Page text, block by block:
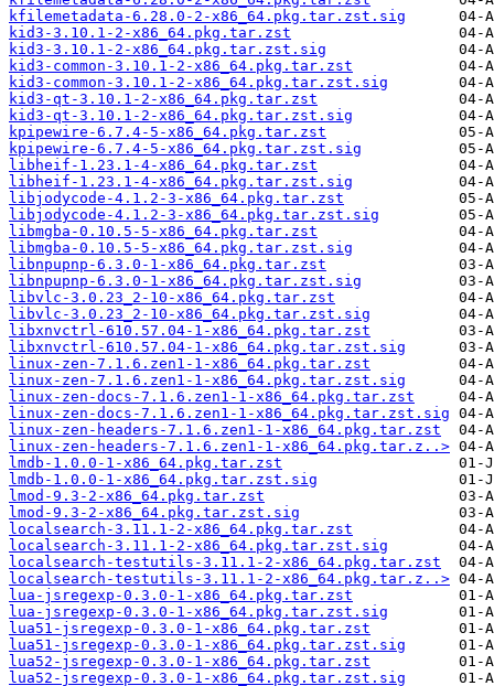
kfilemetadata-6.28.0-2-x86_64.pkg.tar.zst.sig
kid3-3.10.1-2-x86_64.pkg.tar.zst
kid3-3.10.1-2-x86_64.pkg.tar.zst.sig
kid3-common-3.10.1-2-x86_64.pkg.tar.zst
kid3-common-3.10.1-2-x86_64.pkg.tar.zst.sig
kid3-qt-3.10.1-2-x86_64.pkg.tar.zst
kid3-qt-3.10.1-2-x86_64.pkg.tar.zst.sig
kpipewire-6.7.4-5-x86_64.pkg.tar.zst
kpipewire-6.7.4-5-x86_64.pkg.tar.zst.sig
libheif-1.23.1-4-x86_64.pkg.tar.zst
libheif-1.23.1-4-x86_64.pkg.tar.zst.sig
libjodycode-4.1.2-3-x86_64.pkg.tar.zst
libjodycode-4.1.2-3-x86_64.pkg.tar.zst.sig
libmgba-0.10.5-5-x86_64.pkg.tar.zst
libmgba-0.10.5-5-x86_64.pkg.tar.zst.sig
libnpupnp-6.3.0-1-x86_64.pkg.tar.zst
libnpupnp-6.3.0-1-x86_64.pkg.tar.zst.sig
libvlc-3.0.23_2-10-x86_64.pkg.tar.zst
libvlc-3.0.23_2-10-x86_64.pkg.tar.zst.sig
libxnvctrl-610.57.04-1-x86_64.pkg.tar.zst
libxnvctrl-610.57.04-1-x86_64.pkg.tar.zst.sig
linux-zen-7.1.6.zen1-1-x86_64.pkg.tar.zst
linux-zen-7.1.6.zen1-1-x86_64.pkg.tar.zst.sig
linux-zen-docs-7.1.6.zen1-1-x86_64.pkg.tar.zst
linux-zen-docs-7.1.6.zen1-1-x86_64.pkg.tar.zst.sig
linux-zen-headers-7.1.6.zen1-1-x86_64.pkg.tar.zst
linux-zen-headers-7.1.6.zen1-1-x86_64.pkg.tar.z..>
lmdb-1.0.0-1-x86_64.pkg.tar.zst
lmdb-1.0.0-1-x86_64.pkg.tar.zst.sig
lmod-9.3-2-x86_64.pkg.tar.zst
lmod-9.3-2-x86_64.pkg.tar.zst.sig
localsearch-3.11.1-2-x86_64.pkg.tar.zst
localsearch-3.11.1-2-x86_64.pkg.tar.zst.sig
localsearch-testutils-3.11.1-2-x86_64.pkg.tar.zst
localsearch-testutils-3.11.1-2-x86_64.pkg.tar.z..>
lua-jsregexp-0.3.0-1-x86_64.pkg.tar.zst
lua-jsregexp-0.3.0-1-x86_64.pkg.tar.zst.sig
lua51-jsregexp-0.3.0-1-x86_64.pkg.tar.zst
lua51-jsregexp-0.3.0-1-x86_64.pkg.tar.zst.sig
lua52-jsregexp-0.3.0-1-x86_64.pkg.tar.zst
lua52-jsregexp-0.3.0-1-x86_64.pkg.tar.zst.sig